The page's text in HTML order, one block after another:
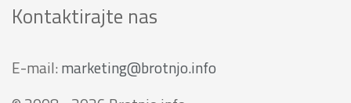
Kontaktirajte nas
E-mail: marketing@brotnjo.info